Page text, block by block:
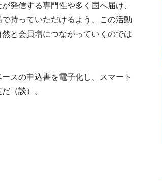
発信する専門性や多く国へ届け、
持っていただけるよう、この活動
と会員増につながっていくのでは
スの申込書を電子化し、スマート
（談）。